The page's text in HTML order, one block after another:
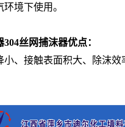
境下使用。
丝网捕沫器优点：
接触表面积大、除沫效